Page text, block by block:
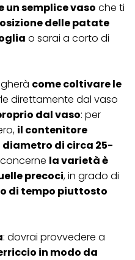
un semplice vaso che ti
delle patate
o sarai a corto di
come coltivare le
direttamente dal vaso
dal vaso: per
il contenitore
diametro di circa 25-
la varietà è
precoci, in grado di
di tempo piuttosto
: dovrai provvedere a
in modo da